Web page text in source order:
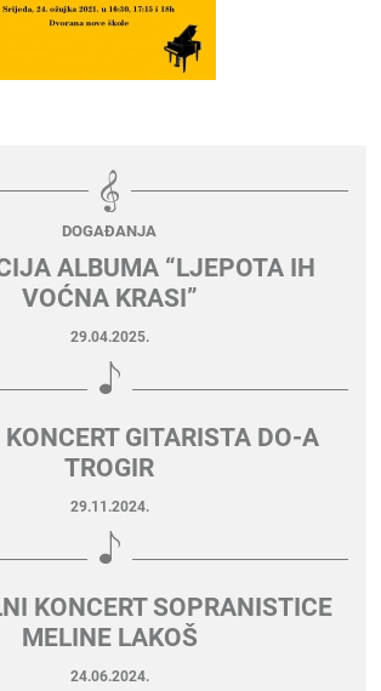
DOGAĐANJA
ALBUMA “LJEPOTA IH
VOĆNA KRASI”
29.04.2025.
GITARISTA DO-A
TROGIR
29.11.2024.
KONCERT SOPRANISTICE
MELINE LAKOŠ
24.06.2024.